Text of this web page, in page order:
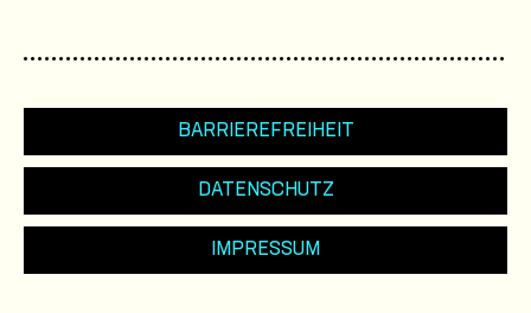
BARRIEREFREIHEIT
DATENSCHUTZ
IMPRESSUM